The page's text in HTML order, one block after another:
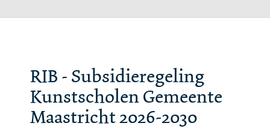
RIB - Subsidieregeling
Kunstscholen Gemeente
Maastricht 2026-2030